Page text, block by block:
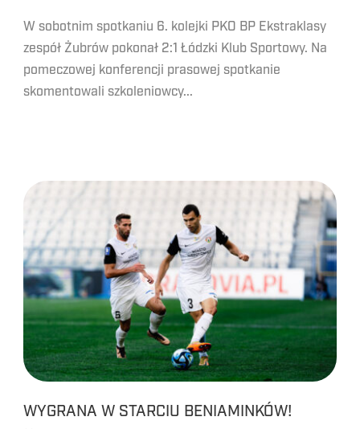
W sobotnim spotkaniu 6. kolejki PKO BP Ekstraklasy
zespół Żubrów pokonał 2:1 Łódzki Klub Sportowy. Na
pomeczowej konferencji prasowej spotkanie
skomentowali szkoleniowcy...
WYGRANA W STARCIU BENIAMINKÓW!